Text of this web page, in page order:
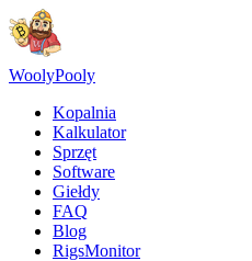
WoolyPooly
Kopalnia
Kalkulator
Sprzęt
Software
Giełdy
FAQ
Blog
RigsMonitor